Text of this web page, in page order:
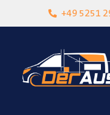
+49 5251
Lokalgeschäft in Paderborn